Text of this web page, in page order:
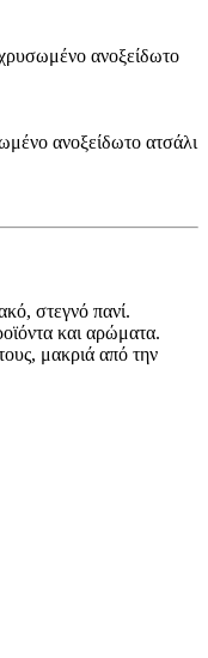
ανοξείδωτο
ανοξείδωτο ατσάλι
στεγνό πανί.
και αρώματα.
μακριά από την